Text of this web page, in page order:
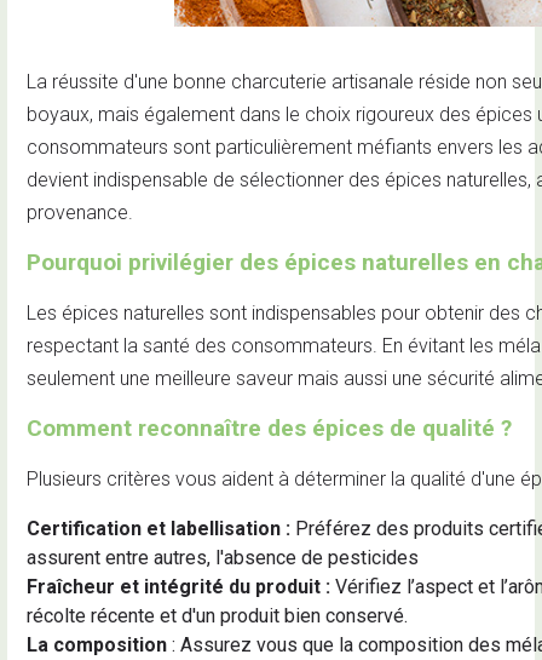
La réussite d'une bonne charcuterie artisanale réside non
boyaux, mais également dans le choix rigoureux des épices
consommateurs sont particulièrement méfiants envers les
devient indispensable de sélectionner des épices naturelles,
provenance.
Pourquoi privilégier des épices naturelles en
Les épices naturelles sont indispensables pour obtenir des
respectant la santé des consommateurs. En évitant les
seulement une meilleure saveur mais aussi une sécurité
Comment reconnaître des épices de qualité ?
Plusieurs critères vous aident à déterminer la qualité d'une
Certification et labellisation : Préférez des produits
assurent entre autres, l'absence de pesticides
Fraîcheur et intégrité du produit : Vérifiez l’aspect et
récolte récente et d'un produit bien conservé.
La composition: Assurez vous que la composition des